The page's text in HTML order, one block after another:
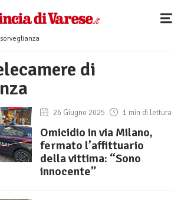
di
26 Giugno 2025 1 min di lettura
Omicidio in via Milano,
fermato l’affittuario
della vittima: “Sono
innocente”